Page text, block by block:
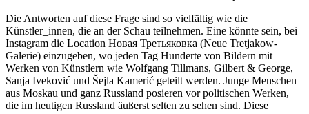
Die Antworten auf diese Frage sind so vielfältig wie die
Künstler_innen, die an der Schau teilnehmen. Eine könnte sein, bei
Instagram die Location Новая Третьяковка (Neue Tretjakow-
Galerie) einzugeben, wo jeden Tag Hunderte von Bildern mit
Werken von Künstlern wie Wolfgang Tillmans, Gilbert & George,
Sanja Iveković und Šejla Kamerić geteilt werden. Junge Menschen
aus Moskau und ganz Russland posieren vor politischen Werken,
die im heutigen Russland äußerst selten zu sehen sind. Diese